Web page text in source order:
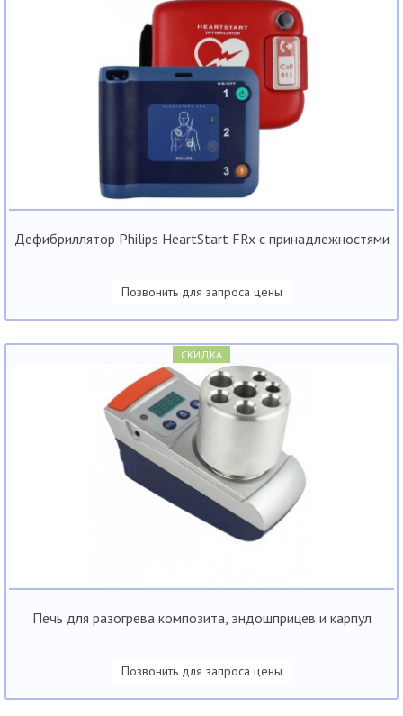
Дефибриллятор Philips HeartStart FRx с принадлежностями
Позвонить для запроса цены
СКИДКА
Печь для разогрева композита, эндошприцев и карпул
Позвонить для запроса цены